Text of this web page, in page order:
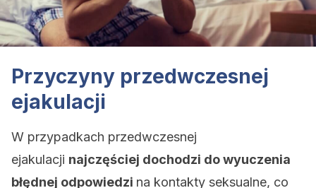
Przyczyny przedwczesnej
ejakulacji
W przypadkach przedwczesnej
ejakulacji najczęściej dochodzi do wyuczenia
błędnej odpowiedzi na kontakty seksualne, co